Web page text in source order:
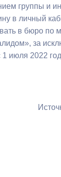
решений и
группы и
в личный
в бюро по
за
1 июля 2022